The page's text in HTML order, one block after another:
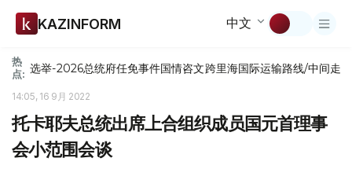
KAZINFORM 中文
热
点: 选举-2026总统府任免事件国情咨文跨里海国际运输路线/中间走廊
14:05, 16 9月 2022
托卡耶夫总统出席上合组织成员国元首理事
会小范围会谈